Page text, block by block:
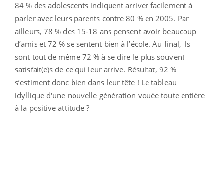
84 % des adolescents indiquent arriver facilement à
parler avec leurs parents contre 80 % en 2005. Par
ailleurs, 78 % des 15-18 ans pensent avoir beaucoup
d’amis et 72 % se sentent bien à l’école. Au final, ils
sont tout de même 72 % à se dire le plus souvent
satisfait(e)s de ce qui leur arrive. Résultat, 92 %
s’estiment donc bien dans leur tête ! Le tableau
idyllique d'une nouvelle génération vouée toute entière
à la positive attitude ?